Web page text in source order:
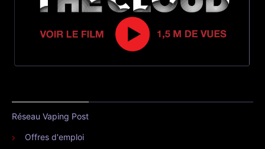
Réseau Vaping Post
Offres d'emploi